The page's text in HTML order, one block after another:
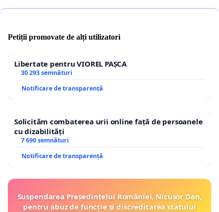
Petiții promovate de alți utilizatori
Libertate pentru VIOREL PAȘCA
30 293 semnături
Notificare de transparență
Solicităm combaterea urii online față de persoanele
cu dizabilități
7 690 semnături
Notificare de transparență
Suspendarea Președintelui României, Nicușor Dan,
pentru abuz de funcție și discreditarea statului